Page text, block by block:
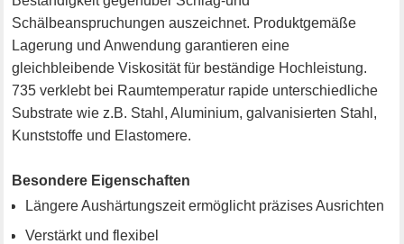
Schälbeanspruchungen auszeichnet. Produktgemäße
Lagerung und Anwendung garantieren eine
gleichbleibende Viskosität für beständige Hochleistung.
735 verklebt bei Raumtemperatur rapide unterschiedliche
Substrate wie z.B. Stahl, Aluminium, galvanisierten Stahl,
Kunststoffe und Elastomere.
Besondere Eigenschaften
Längere Aushärtungszeit ermöglicht präzises Ausrichten
Verstärkt und flexibel